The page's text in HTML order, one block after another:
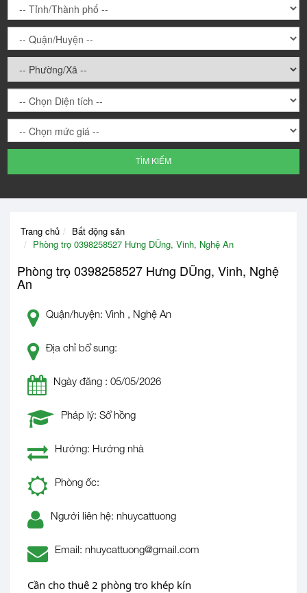
TÌM KIẾM
Trang chủ
Bất động sản
Phòng trọ 0398258527 Hưng DŨng, Vinh, Nghệ An
Phòng trọ 0398258527 Hưng DŨng, Vinh, Nghệ
An
Quận/huyện: Vinh , Nghệ An
Địa chỉ bổ sung:
Ngày đăng : 05/05/2026
Pháp lý: Sổ hồng
Hướng: Hướng nhà
Phòng ốc:
Người liên hệ: nhuycattuong
Email: nhuycattuong@gmail.com
Cần cho thuê 2 phòng trọ khép kín